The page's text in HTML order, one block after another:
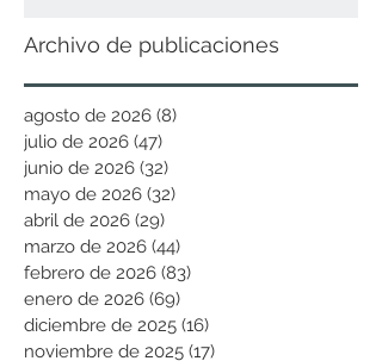
Archivo de publicaciones
agosto de 2026 (8)
julio de 2026 (47)
junio de 2026 (32)
mayo de 2026 (32)
abril de 2026 (29)
marzo de 2026 (44)
febrero de 2026 (83)
enero de 2026 (69)
diciembre de 2025 (16)
noviembre de 2025 (17)